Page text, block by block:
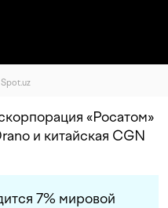
Spot.uz
«Росатом»
и китайская CGN
7% мировой